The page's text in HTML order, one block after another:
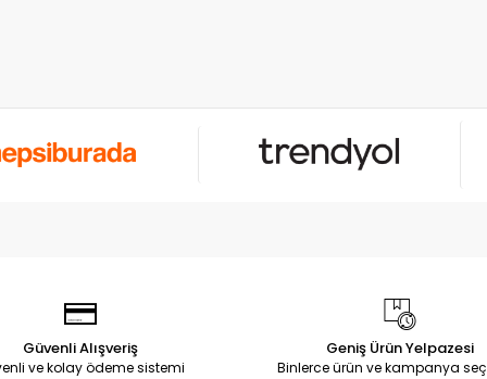
Güvenli Alışveriş
ve kolay ödeme sistemi
Geniş Ürün Yelpazesi
Binlerce ürün ve kampanya